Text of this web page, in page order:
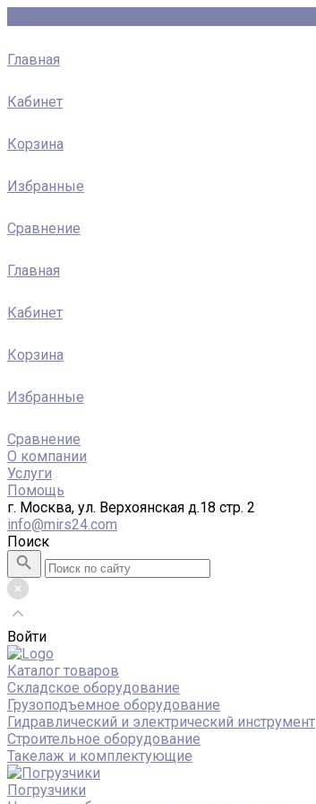
Главная
Кабинет
Корзина
Избранные
Сравнение
Главная
Кабинет
Корзина
Избранные
Сравнение
О компании
Услуги
Помощь
г. Москва, ул. Верхоянская д.18 стр. 2
info@mirs24.com
Поиск
Войти
Каталог товаров
Складское оборудование
Грузоподъемное оборудование
Гидравлический и электрический инструмент
Строительное оборудование
Такелаж и комплектующие
Погрузчики